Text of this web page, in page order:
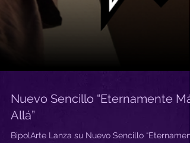
Nuevo Sencillo “Eternamente
Allá”